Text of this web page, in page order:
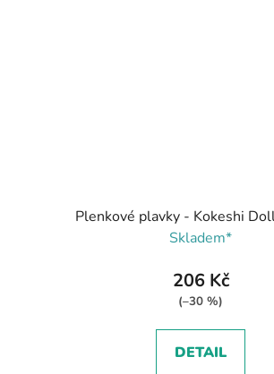
Plenkové plavky - Kokeshi
Skladem*
206 Kč
(–30 %)
DETAIL